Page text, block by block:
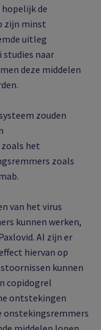
de
zijn minst
uitleg
studies naar
deze middelen
zouden
het
zoals
van het virus
kunnen werken,
Al zijn er
hiervan op
kunnen
copidogrel
ontstekingen
onstekingsremmers